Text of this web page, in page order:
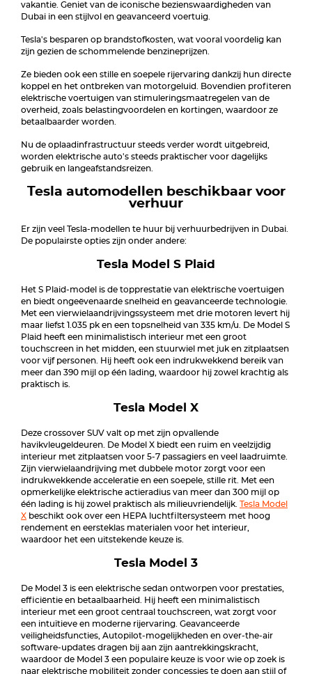
vakantie. Geniet van de iconische bezienswaardigheden van
Dubai in een stijlvol en geavanceerd voertuig.
Tesla's besparen op brandstofkosten, wat vooral voordelig kan
zijn gezien de schommelende benzineprijzen.
Ze bieden ook een stille en soepele rijervaring dankzij hun directe
koppel en het ontbreken van motorgeluid. Bovendien profiteren
elektrische voertuigen van stimuleringsmaatregelen van de
overheid, zoals belastingvoordelen en kortingen, waardoor ze
betaalbaarder worden.
Nu de oplaadinfrastructuur steeds verder wordt uitgebreid,
worden elektrische auto's steeds praktischer voor dagelijks
gebruik en langeafstandsreizen.
Tesla automodellen beschikbaar voor
verhuur
Er zijn veel Tesla-modellen te huur bij verhuurbedrijven in Dubai.
De populairste opties zijn onder andere:
Tesla Model S Plaid
Het S Plaid-model is de topprestatie van elektrische voertuigen
en biedt ongeëvenaarde snelheid en geavanceerde technologie.
Met een vierwielaandrijvingssysteem met drie motoren levert hij
maar liefst 1.035 pk en een topsnelheid van 335 km/u. De Model S
Plaid heeft een minimalistisch interieur met een groot
touchscreen in het midden, een stuurwiel met juk en zitplaatsen
voor vijf personen. Hij heeft ook een indrukwekkend bereik van
meer dan 390 mijl op één lading, waardoor hij zowel krachtig als
praktisch is.
Tesla Model X
Deze crossover SUV valt op met zijn opvallende
havikvleugeldeuren. De Model X biedt een ruim en veelzijdig
interieur met zitplaatsen voor 5-7 passagiers en veel laadruimte.
Zijn vierwielaandrijving met dubbele motor zorgt voor een
indrukwekkende acceleratie en een soepele, stille rit. Met een
opmerkelijke elektrische actieradius van meer dan 300 mijl op
één lading is hij zowel praktisch als milieuvriendelijk. Tesla Model
X beschikt ook over een HEPA luchtfiltersysteem met hoog
rendement en eersteklas materialen voor het interieur,
waardoor het een uitstekende keuze is.
Tesla Model 3
De Model 3 is een elektrische sedan ontworpen voor prestaties,
efficiëntie en betaalbaarheid. Hij heeft een minimalistisch
interieur met een groot centraal touchscreen, wat zorgt voor
een intuïtieve en moderne rijervaring. Geavanceerde
veiligheidsfuncties, Autopilot-mogelijkheden en over-the-air
software-updates dragen bij aan zijn aantrekkingskracht,
waardoor de Model 3 een populaire keuze is voor wie op zoek is
naar elektrische mobiliteit zonder concessies te doen aan stijl of